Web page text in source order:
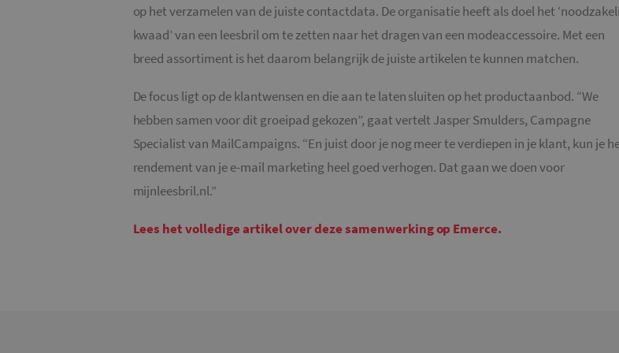
op het verzamelen van de juiste contactdata. De organisatie heeft als doel het
kwaad’ van een leesbril om te zetten naar het dragen van een modeaccessoire. Met een
breed assortiment is het daarom belangrijk de juiste artikelen te kunnen matchen.
De focus ligt op de klantwensen en die aan te laten sluiten op het productaanbod. “We
hebben samen voor dit groeipad gekozen”, gaat vertelt Jasper Smulders, Campagne
Specialist van MailCampaigns. “En juist door je nog meer te verdiepen in je klant, kun je
rendement van je e-mail marketing heel goed verhogen. Dat gaan we doen voor
mijnleesbril.nl.”
Lees het volledige artikel over deze samenwerking op Emerce.
_gat_UA-
36707191-2
.mailcampaigns.nl 1 minuut
Dit is een patroontype-
waarbij het
identiteitsnummer bevat
betrekking heeft. Het is
gebruikt om de
websites met veel verkeer te
maand
sessiestatus te behouden.